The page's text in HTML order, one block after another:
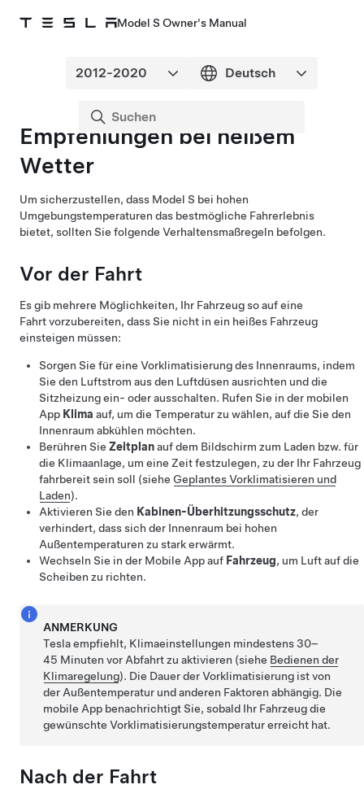
Model S Owner's Manual
Empfehlungen bei heißem
Wetter
Um sicherzustellen, dass Model S bei hohen
Umgebungstemperaturen das bestmögliche Fahrerlebnis
bietet, sollten Sie folgende Verhaltensmaßregeln befolgen.
Vor der Fahrt
Es gib mehrere Möglichkeiten, Ihr Fahrzeug so auf eine
Fahrt vorzubereiten, dass Sie nicht in ein heißes Fahrzeug
einsteigen müssen:
Sorgen Sie für eine Vorklimatisierung des Innenraums, indem
Sie den Luftstrom aus den Luftdüsen ausrichten und die
Sitzheizung ein- oder ausschalten. Rufen Sie in der mobilen
App Klima auf, um die Temperatur zu wählen, auf die Sie den
Innenraum abkühlen möchten.
Berühren Sie Zeitplanauf dem Bildschirm zum Laden bzw. für
die Klimaanlage, um eine Zeit festzulegen, zu der Ihr Fahrzeug
fahrbereit sein soll (siehe Geplantes Vorklimatisieren und
Laden).
Aktivieren Sie den Kabinen-Überhitzungsschutz, der
verhindert, dass sich der Innenraum bei hohen
Außentemperaturen zu stark erwärmt.
Wechseln Sie in der Mobile App auf Fahrzeug, um Luft auf die
Scheiben zu richten.
ANMERKUNG
Tesla empfiehlt, Klimaeinstellungen mindestens 30–
45 Minuten vor Abfahrt zu aktivieren (siehe Bedienen der
Klimaregelung). Die Dauer der Vorklimatisierung ist von
der Außentemperatur und anderen Faktoren abhängig. Die
mobile App benachrichtigt Sie, sobald Ihr Fahrzeug die
gewünschte Vorklimatisierungstemperatur erreicht hat.
Nach der Fahrt